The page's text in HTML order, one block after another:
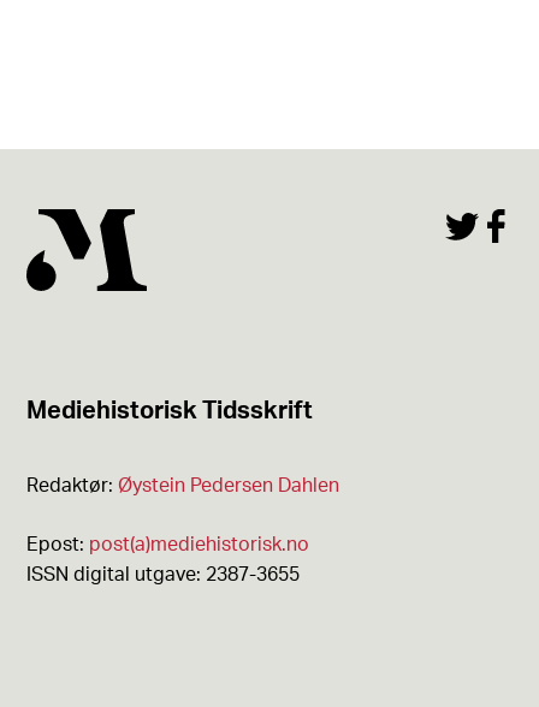
Mediehistorisk Tidsskrift
Redaktør: Øystein Pedersen Dahlen
Epost: post(a)mediehistorisk.no
ISSN digital utgave: 2387-3655